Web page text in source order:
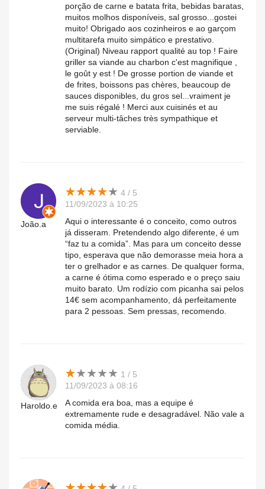
porção de carne e batata frita, bebidas baratas,
muitos molhos disponíveis, sal grosso...gostei
muito! Obrigado aos cozinheiros e ao garçom
multitarefa muito simpático e prestativo.
(Original) Niveau rapport qualité au top ! Faire
griller sa viande au charbon c'est magnifique ,
le goût y est ! De grosse portion de viande et
de frites, boissons pas chères, beaucoup de
sauces disponibles, du gros sel...vraiment je
me suis régalé ! Merci aux cuisinés et au
serveur multi-tâches très sympathique et
serviable.
João.a
★★★★★
★★★★★ 4 / 5
11/09/2023 à 10:25
Aqui o interessante é o conceito, como outros
já disseram. Pretendendo algo diferente, é um
“faz tu a comida”. Mas para um conceito desse
tipo, esperava que não demorasse meia hora a
ter o grelhador e as carnes. De qualquer forma,
a carne é ótima como esperado e o preço saiu
muito barato. Um rodízio com picanha sai pelos
14€ sem acompanhamento, dá perfeitamente
para 2 pessoas. Sem pressas, recomendo.
Haroldo.e
★★★★★
★★★★★ 1 / 5
11/09/2023 à 08:16
A comida era boa, mas a equipe é
extremamente rude e desagradável. Não vale a
comida média.